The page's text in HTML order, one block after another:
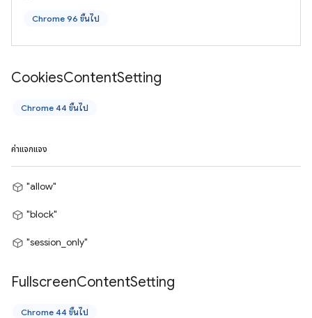
Chrome 96 ขึ้นไป
CookiesContentSetting
Chrome 44 ขึ้นไป
ค่าแจกแจง
"allow"
"block"
"session_only"
FullscreenContentSetting
Chrome 44 ขึ้นไป